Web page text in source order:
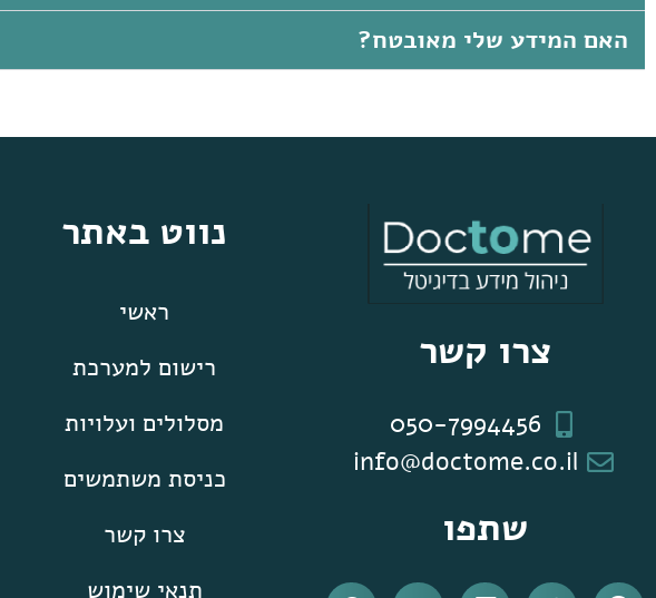
האם המידע שלי מאובטח?
צרו קשר
050-7994456
info@doctome.co.il
שתפו
נווט באתר
ראשי
רישום למערכת
מסלולים ועלויות
כניסת משתמשים
צרו קשר
תנאי שימוש